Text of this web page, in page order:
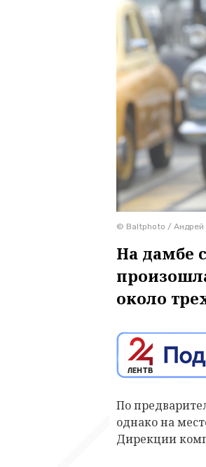
© Baltphoto / Андрей
На дамбе
около
По
однако на
Дирекции